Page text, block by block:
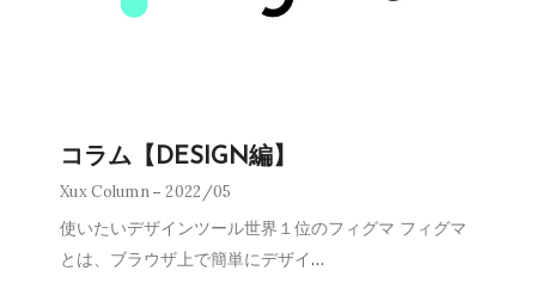
コラム【DESIGN編】
Xux Column 2022/05
使いたいデザインツール世界１位のフィグマ フィグマ
とは、ブラウザ上で簡単にデザイ…